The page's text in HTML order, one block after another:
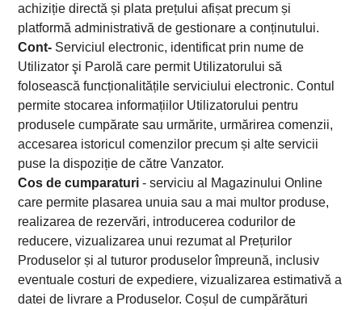
achiziție directă și plata prețului afișat precum și
platformă administrativă de gestionare a conținutului.
Cont- Serviciul electronic, identificat prin nume de
Utilizator şi Parolă care permit Utilizatorului să
folosească funcționalitățile serviciului electronic. Contul
permite stocarea informațiilor Utilizatorului pentru
produsele cumpărate sau urmărite, urmărirea comenzii,
accesarea istoricul comenzilor precum și alte servicii
puse la dispoziție de către Vanzator.
Cos de cumparaturi - serviciu al Magazinului Online
care permite plasarea unuia sau a mai multor produse,
realizarea de rezervări, introducerea codurilor de
reducere, vizualizarea unui rezumat al Prețurilor
Produselor și al tuturor produselor împreună, inclusiv
eventuale costuri de expediere, vizualizarea estimativă a
datei de livrare a Produselor. Coșul de cumpărături